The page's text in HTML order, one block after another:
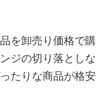
を卸売り価格で購
ジの切り落としな
たりな商品が格安